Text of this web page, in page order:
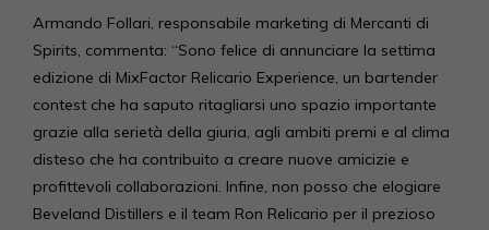
Armando Follari, responsabile marketing di Mercanti di
Spirits, commenta: “Sono felice di annunciare la settima
edizione di MixFactor Relicario Experience, un bartender
contest che ha saputo ritagliarsi uno spazio importante
grazie alla serietà della giuria, agli ambiti premi e al clima
disteso che ha contribuito a creare nuove amicizie e
profittevoli collaborazioni. Infine, non posso che elogiare
Beveland Distillers e il team Ron Relicario per il prezioso